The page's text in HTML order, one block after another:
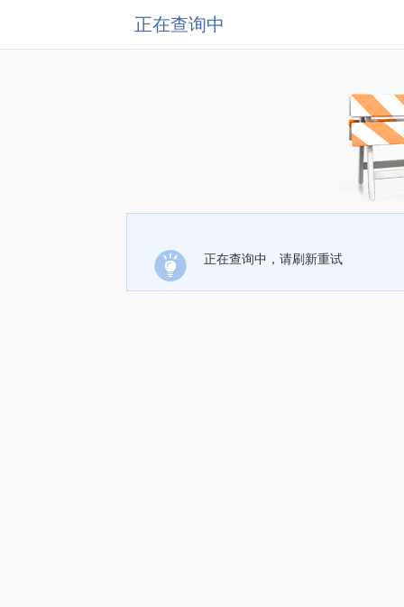
正在查询中
正在查询中，请刷新重试